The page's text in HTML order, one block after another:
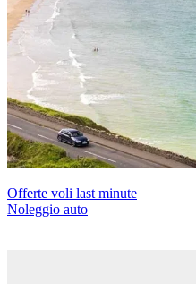
Offerte voli last minute
Noleggio auto